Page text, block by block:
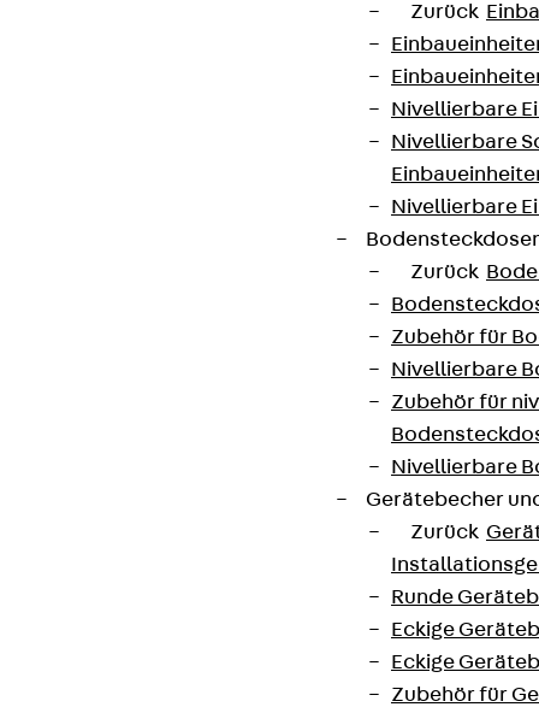
Zurück
Nivellierbare
Nivellierbare
Nivellierbare
Zurück
Zubehör für
Nivellierbare
Zubehör für
Nivellierbare
Gerätebecher
Zurück
Runde
Eckige
Eckige
Zubehör für